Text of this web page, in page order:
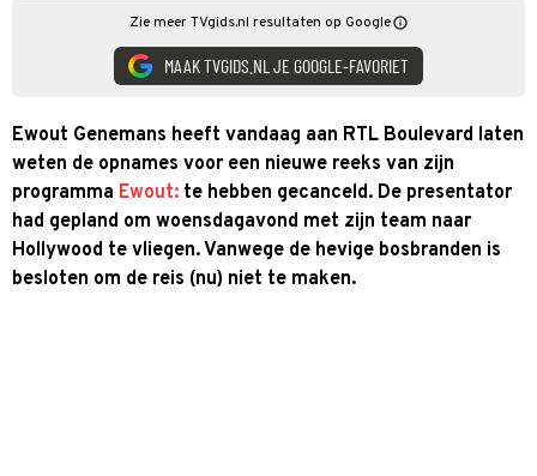
Zie meer TVgids.nl resultaten op Google
MAAK TVGIDS.NL JE GOOGLE-FAVORIET
Ewout Genemans heeft vandaag aan RTL Boulevard laten
weten de opnames voor een nieuwe reeks van zijn
programma Ewout: te hebben gecanceld. De presentator
had gepland om woensdagavond met zijn team naar
Hollywood te vliegen. Vanwege de hevige bosbranden is
besloten om de reis (nu) niet te maken.